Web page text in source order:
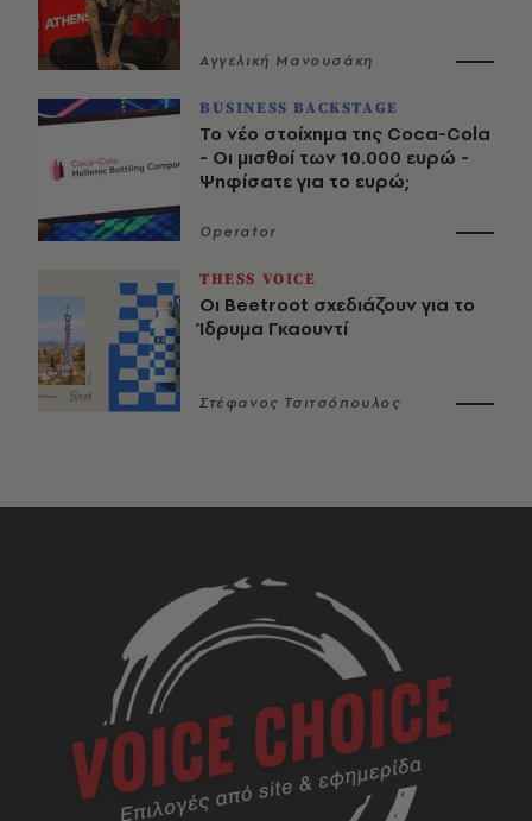
Αγγελική Μανουσάκη
BUSINESS BACKSTAGE
Το νέο στοίχημα της Coca-Cola
- Οι μισθοί των 10.000 ευρώ -
Ψηφίσατε για το ευρώ;
Operator
THESS VOICE
Οι Beetroot σχεδιάζουν για το
Ίδρυμα Γκαουντί
Στέφανος Τσιτσόπουλος